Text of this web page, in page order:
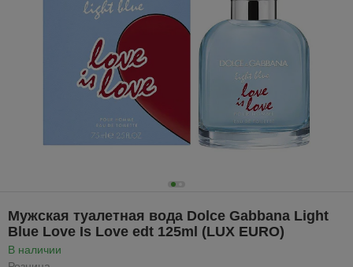
Мужская туалетная вода Dolce Gabbana Light
Blue Love Is Love edt 125ml (LUX EURO)
В наличии